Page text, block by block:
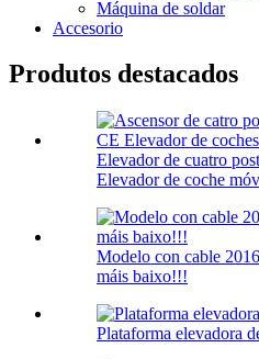
Máquina de soldar
Accesorio
Produtos destacados
Elevador de cuatro
Elevador de coche
Modelo con cable
máis baixo!!!
Plataforma elevadora